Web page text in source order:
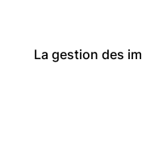
La gestion des